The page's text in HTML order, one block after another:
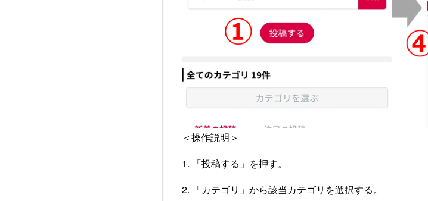
＜操作説明＞
1. 「投稿する」を押す。
2. 「カテゴリ」から該当カテゴリを選択する。